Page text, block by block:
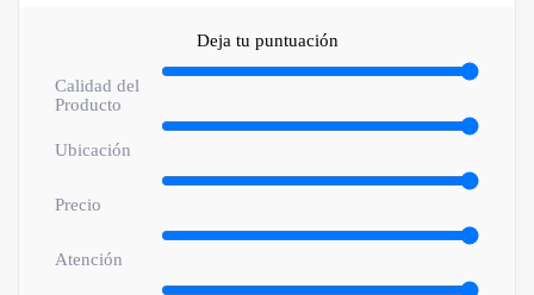
Deja tu puntuación
Calidad del
Producto
Ubicación
Precio
Atención